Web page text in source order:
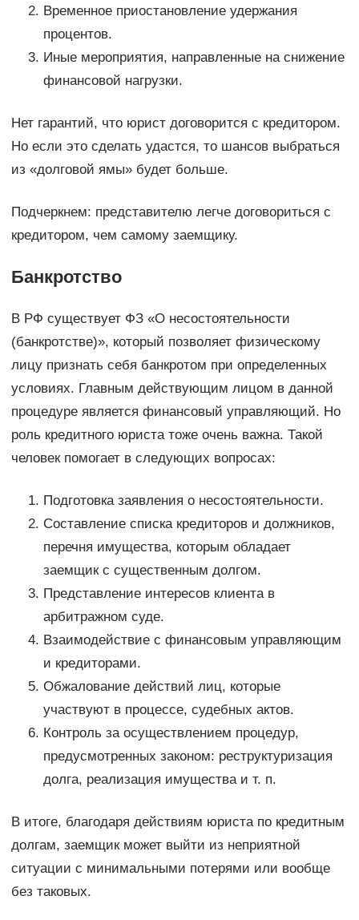
Временное приостановление удержания
процентов.
Иные мероприятия, направленные на снижение
финансовой нагрузки.
Нет гарантий, что юрист договорится с кредитором.
Но если это сделать удастся, то шансов выбраться
из «долговой ямы» будет больше.
Подчеркнем: представителю легче договориться с
кредитором, чем самому заемщику.
Банкротство
В РФ существует ФЗ «О несостоятельности
(банкротстве)», который позволяет физическому
лицу признать себя банкротом при определенных
условиях. Главным действующим лицом в данной
процедуре является финансовый управляющий. Но
роль кредитного юриста тоже очень важна. Такой
человек помогает в следующих вопросах:
Подготовка заявления о несостоятельности.
Составление списка кредиторов и должников,
перечня имущества, которым обладает
заемщик с существенным долгом.
Представление интересов клиента в
арбитражном суде.
Взаимодействие с финансовым управляющим
и кредиторами.
Обжалование действий лиц, которые
участвуют в процессе, судебных актов.
Контроль за осуществлением процедур,
предусмотренных законом: реструктуризация
долга, реализация имущества и т. п.
В итоге, благодаря действиям юриста по кредитным
долгам, заемщик может выйти из неприятной
ситуации с минимальными потерями или вообще
без таковых.